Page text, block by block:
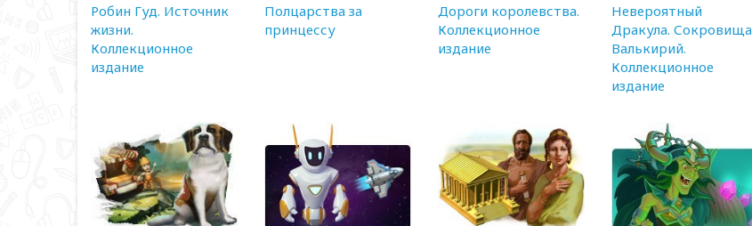
Робин Гуд. Источник
жизни.
Коллекционное
издание
Полцарства за
принцессу
Дороги королевства.
Коллекционное
издание
Невероятный
Дракула. Сокровища
Валькирий.
Коллекционное
издание